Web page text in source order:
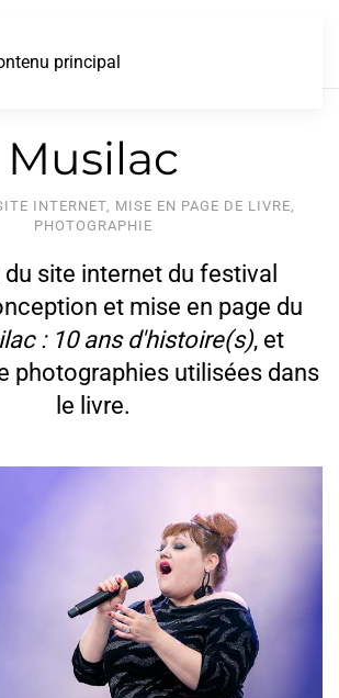
principal
Musilac
INTERNET, MISE EN PAGE DE LIVRE,
PHOTOGRAPHIE
site internet du festival
et mise en page du
: 10 ans d'histoire(s), et
photographies utilisées dans
le livre.